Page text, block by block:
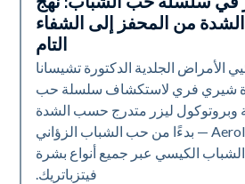
من المحفز إلى الشفاء
التام
الأمراض الجلدية الدكتورة تشيسانا
شيري فري لاستكشاف سلسلة حب
وبروتوكول ليزر متدرج حسب الشدة
باستخدام جهاز Aerolase — بدءًا من حب الشباب الزؤاني
الكيسي عبر جميع أنواع بشرة
فيتزباتريك.